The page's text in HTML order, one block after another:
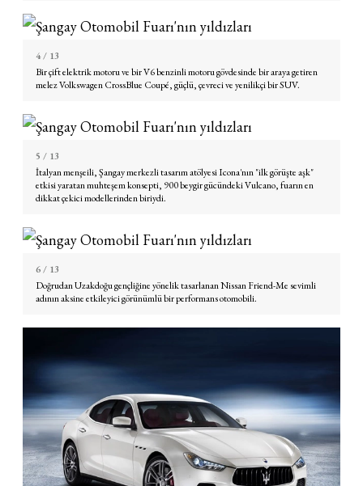
4/ 13
Bir çift elektrik motoru ve bir V6 benzinli motoru gövdesinde bir araya getiren
melez Volkswagen CrossBlue Coupé, güçlü, çevreci ve yenilikçi bir SUV.
5 / 13
İtalyan menşeili, Şangay merkezli tasarım atölyesi Icona'nın "ilk görüşte aşk"
etkisi yaratan muhteşem konsepti, 900 beygir gücündeki Vulcano, fuarın en
dikkat çekici modellerinden biriydi.
6/ 13
Doğrudan Uzakdoğu gençliğine yönelik tasarlanan Nissan Friend-Me sevimli
adının aksine etkileyici görünümlü bir performans otomobili.